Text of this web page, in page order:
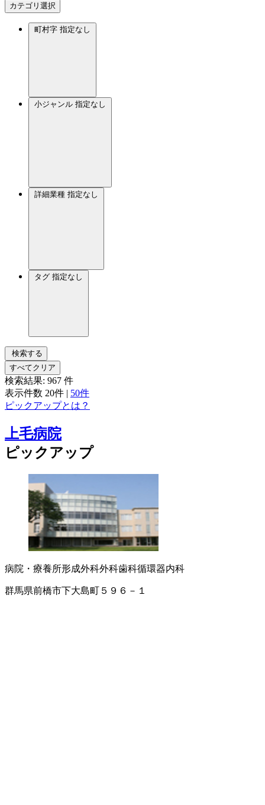
カテゴリ選択
町村字 指定なし
小ジャンル 指定なし
詳細業種 指定なし
タグ 指定なし
検索する
すべてクリア
検索結果: 967 件
表示件数 20件 | 50件
ピックアップとは？
上毛病院
ピックアップ
病院・療養所形成外科外科歯科循環器内科
群馬県前橋市下大島町５９６－１